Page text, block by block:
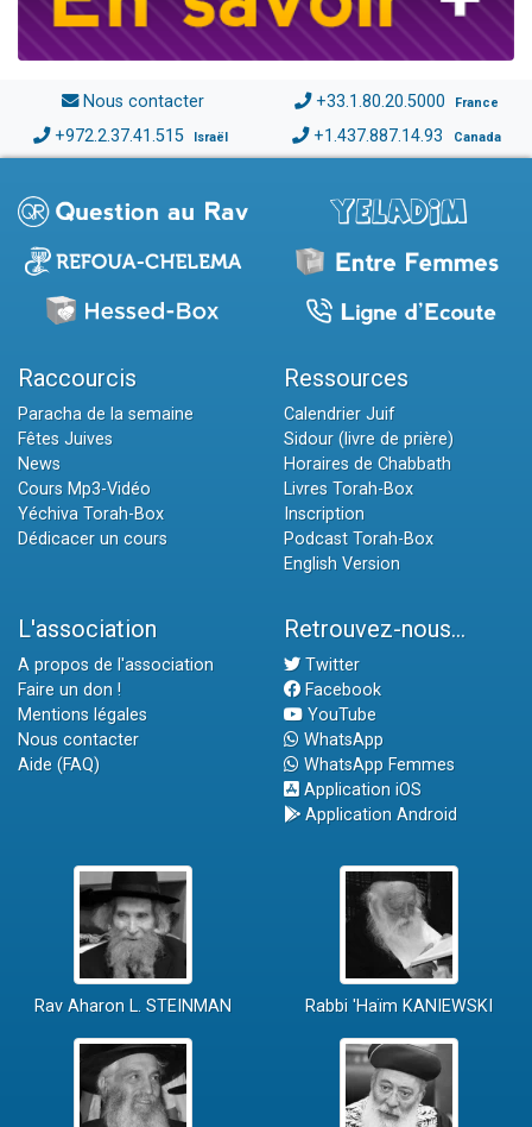
Nous contacter +33.1.80.20.5000 France
+972.2.37.41.515 Israël +1.437.887.14.93 Canada
Raccourcis
Paracha de la semaine
Fêtes Juives
News
Cours Mp3-Vidéo
Yéchiva Torah-Box
Dédicacer un cours
Ressources
Calendrier Juif
Sidour (livre de prière)
Horaires de Chabbath
Livres Torah-Box
Inscription
Podcast Torah-Box
English Version
L'association
A propos de l'association
Faire un don !
Mentions légales
Nous contacter
Aide (FAQ)
Retrouvez-nous...
Twitter
Facebook
YouTube
WhatsApp
WhatsApp Femmes
Application iOS
Application Android
Rav Aharon L. STEINMAN Rabbi 'Haïm KANIEWSKI